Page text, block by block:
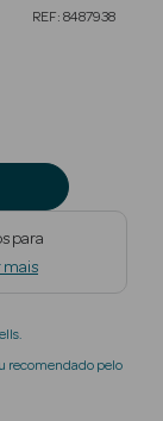
REF: 8487938
from
para
mais
recomendado pelo